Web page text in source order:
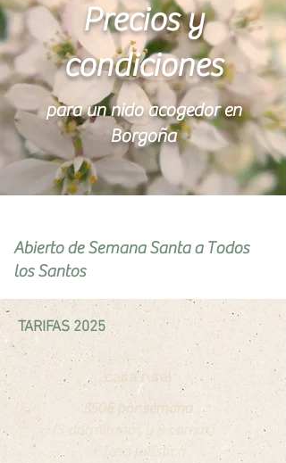
Precios y
condiciones
para un nido acogedor en
Borgoña
Abierto de Semana Santa a Todos
los Santos
TARIFAS 2025
casa rural
550€ por semana
(3 dormitorios y 8 camas)
+ Tasa turística